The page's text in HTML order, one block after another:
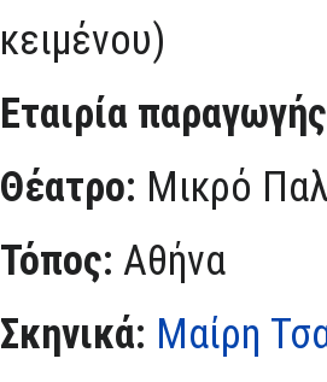
κειμένου)
Εταιρία
Θέατρο: Μικρό
Τόπος: Αθήνα
Σκηνικά: Μαίρη